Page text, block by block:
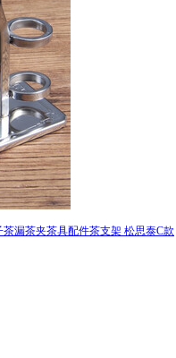
漏茶夹茶具配件茶支架 松思泰C款